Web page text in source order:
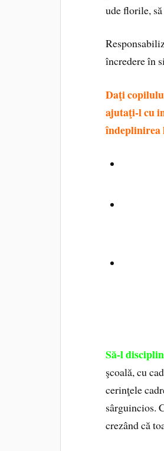
ude florile,
încredere în
Daţi
ajutaţi-l cu
îndeplinirea
Să-l
şcoală, cu
cerinţele
sârguincios.
crezând că